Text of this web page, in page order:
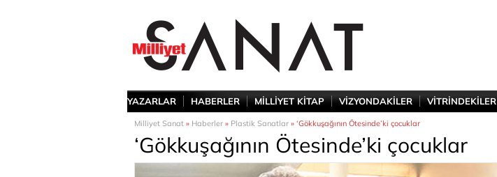
YAZARLAR HABERLER MİLLİYET KİTAP VİZYONDAKİLER VİTRİNDEKİLER
Milliyet Sanat » Haberler » Plastik Sanatlar » ‘Gökkuşağının Ötesinde’ki çocuklar
‘Gökkuşağının Ötesinde’ki çocuklar